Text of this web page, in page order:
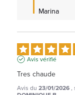
Marina
Avis vérifié
Tres chaude
Avis du 23/01/2026,